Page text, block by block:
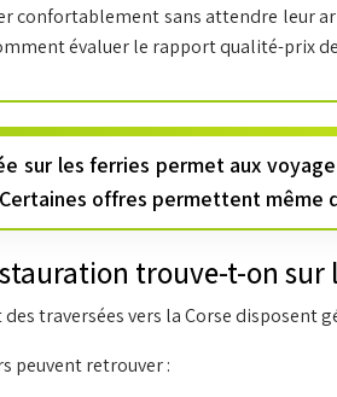
confortablement sans attendre leur
évaluer le rapport qualité-prix de
sur les ferries permet aux
offres permettent même
trouve-t-on sur
traversées vers la Corse
peuvent retrouver :